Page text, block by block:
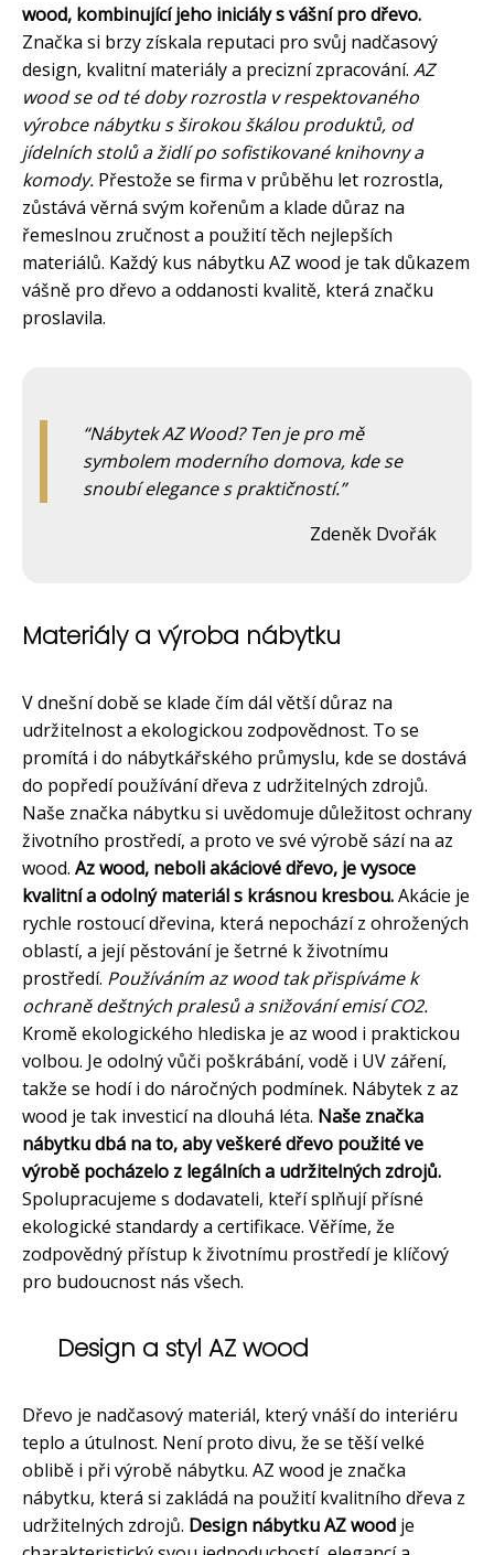
wood, kombinující jeho iniciály s vášní pro dřevo.
Značka si brzy získala reputaci pro svůj nadčasový
design, kvalitní materiály a precizní zpracování. AZ
wood se od té doby rozrostla v respektovaného
výrobce nábytku s širokou škálou produktů, od
jídelních stolů a židlí po sofistikované knihovny a
komody. Přestože se firma v průběhu let rozrostla,
zůstává věrná svým kořenům a klade důraz na
řemeslnou zručnost a použití těch nejlepších
materiálů. Každý kus nábytku AZ wood je tak důkazem
vášně pro dřevo a oddanosti kvalitě, která značku
proslavila.
Nábytek AZ Wood? Ten je pro mě
symbolem moderního domova, kde se
snoubí elegance s praktičností.
Zdeněk Dvořák
Materiály a výroba nábytku
V dnešní době se klade čím dál větší důraz na
udržitelnost a ekologickou zodpovědnost. To se
promítá i do nábytkářského průmyslu, kde se dostává
do popředí používání dřeva z udržitelných zdrojů.
Naše značka nábytku si uvědomuje důležitost ochrany
životního prostředí, a proto ve své výrobě sází na az
wood. Az wood, neboli akáciové dřevo, je vysoce
kvalitní a odolný materiál s krásnou kresbou.Akácie je
rychle rostoucí dřevina, která nepochází z ohrožených
oblastí, a její pěstování je šetrné k životnímu
prostředí. Používáním az wood tak přispíváme k
ochraně deštných pralesů a snižování emisí CO2.
Kromě ekologického hlediska je az wood i praktickou
volbou. Je odolný vůči poškrábání, vodě i UV záření,
takže se hodí i do náročných podmínek. Nábytek z az
wood je tak investicí na dlouhá léta. Naše značka
nábytku dbá na to, aby veškeré dřevo použité ve
výrobě pocházelo z legálních a udržitelných zdrojů.
Spolupracujeme s dodavateli, kteří splňují přísné
ekologické standardy a certifikace. Věříme, že
zodpovědný přístup k životnímu prostředí je klíčový
pro budoucnost nás všech.
Design a styl AZ wood
Dřevo je nadčasový materiál, který vnáší do interiéru
teplo a útulnost. Není proto divu, že se těší velké
oblibě i při výrobě nábytku. AZ wood je značka
nábytku, která si zakládá na použití kvalitního dřeva z
udržitelných zdrojů. Design nábytku AZ wood je